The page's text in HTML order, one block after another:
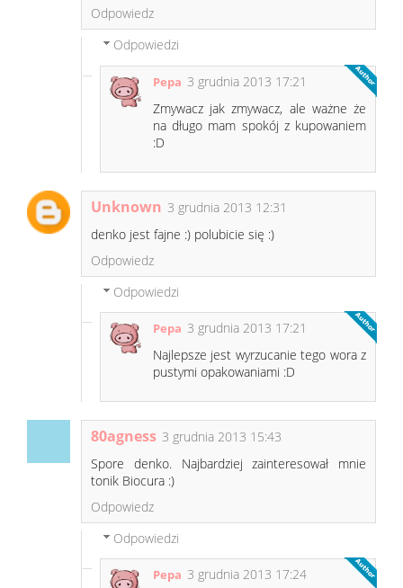
Odpowiedz
Odpowiedzi
Pepa 3 grudnia 2013 17:21
Zmywacz jak zmywacz, ale ważne że
na długo mam spokój z kupowaniem
:D
Unknown 3 grudnia 2013 12:31
denko jest fajne :) polubicie się :)
Odpowiedz
Odpowiedzi
Pepa 3 grudnia 2013 17:21
Najlepsze jest wyrzucanie tego wora z
pustymi opakowaniami :D
80agness 3 grudnia 2013 15:43
Spore denko. Najbardziej zainteresował mnie
tonik Biocura :)
Odpowiedz
Odpowiedzi
Pepa 3 grudnia 2013 17:24